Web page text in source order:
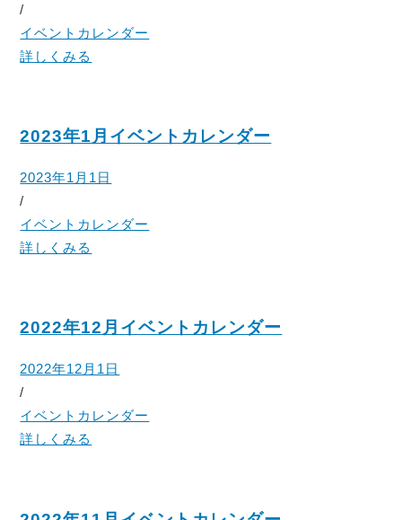
/
イベントカレンダー
詳しくみる
2023年1月イベントカレンダー
2023年1月1日
/
イベントカレンダー
詳しくみる
2022年12月イベントカレンダー
2022年12月1日
/
イベントカレンダー
詳しくみる